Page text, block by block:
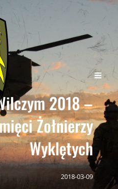
2018 –
Żołnierzy
Wyklętych
2018-03-09